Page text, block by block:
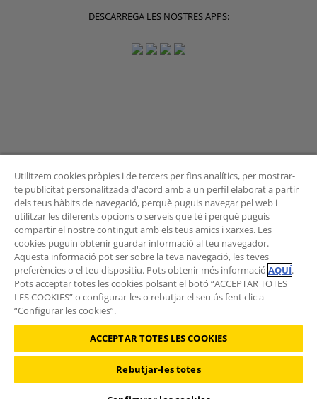
DESCARREGA LES NOSTRES APPS:
BUTLLETÍ
Vols rebre les novetats de l'Àrea de Mobilitat?
Subscriu-te al butlletí.
©2026 RACC Mobility Club |Condicions d'ús i Política de privacitat|
Utilitzem cookies pròpies i de tercers per fins analítics, per mostrar-
te publicitat personalitzada d'acord amb a un perfil elaborat a partir
dels teus hàbits de navegació, perquè puguis navegar pel web i
utilitzar les diferents opcions o serveis que té i perquè puguis
compartir el nostre contingut amb els teus amics i xarxes. Les
cookies puguin obtenir guardar informació al teu navegador.
Aquesta informació pot ser sobre la teva navegació, les teves
preferències o el teu dispositiu. Pots obtenir més informació AQUÍ.
Pots acceptar totes les cookies polsant el botó “ACCEPTAR TOTES
LES COOKIES” o configurar-les o rebutjar el seu ús fent clic a
“Configurar les cookies”.
ACCEPTAR TOTES LES COOKIES
Rebutjar-les totes